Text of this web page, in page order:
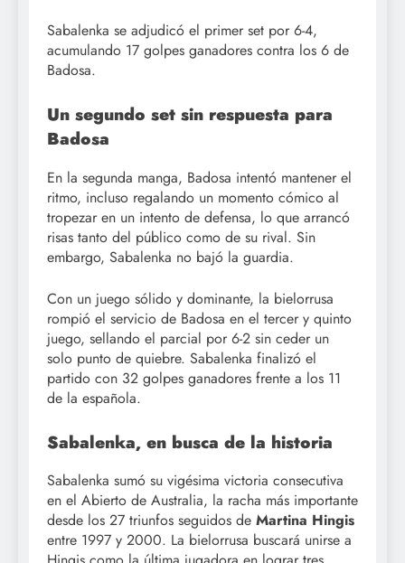
Sabalenka se adjudicó el primer set por 6-4,
acumulando 17 golpes ganadores contra los 6 de
Badosa.
Un segundo set sin respuesta para
Badosa
En la segunda manga, Badosa intentó mantener el
ritmo, incluso regalando un momento cómico al
tropezar en un intento de defensa, lo que arrancó
risas tanto del público como de su rival. Sin
embargo, Sabalenka no bajó la guardia.
Con un juego sólido y dominante, la bielorrusa
rompió el servicio de Badosa en el tercer y quinto
juego, sellando el parcial por 6-2 sin ceder un
solo punto de quiebre. Sabalenka finalizó el
partido con 32 golpes ganadores frente a los 11
de la española.
Sabalenka, en busca de la historia
Sabalenka sumó su vigésima victoria consecutiva
en el Abierto de Australia, la racha más importante
desde los 27 triunfos seguidos de Martina Hingis
entre 1997 y 2000. La bielorrusa buscará unirse a